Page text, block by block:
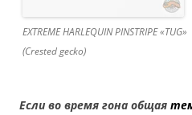
EXTREME HARLEQUIN PINSTRIPE «TUG»
(Crested gecko)
Если во время гона общая